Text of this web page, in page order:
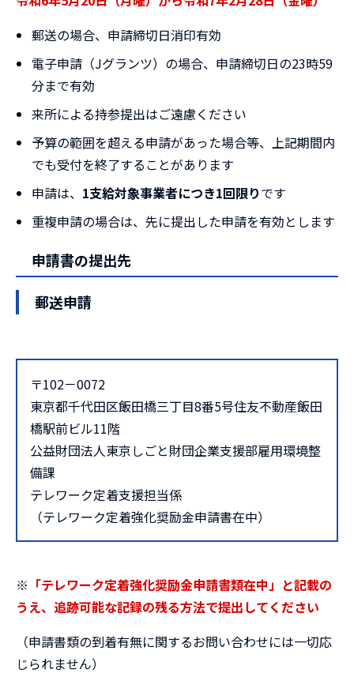
郵送の場合、申請締切日消印有効
電子申請（Jグランツ）の場合、申請締切日の23時59
分まで有効
来所による持参提出はご遠慮ください
予算の範囲を超える申請があった場合等、上記期間内
でも受付を終了することがあります
申請は、 1支給対象事業者につき1回限りです
重複申請の場合は、先に提出した申請を有効とします
申請書の提出先
郵送申請
〒102－0072
東京都千代田区飯田橋三丁目8番5号住友不動産飯田
橋駅前ビル11階
公益財団法人東京しごと財団企業支援部雇用環境整
備課
テレワーク定着支援担当係
（テレワーク定着強化奨励金申請書在中）
※ 「テレワーク定着強化奨励金申請書類在中」と記載の
うえ、追跡可能な記録の残る方法で提出してください
（申請書類の到着有無に関するお問い合わせには一切応
じられません）